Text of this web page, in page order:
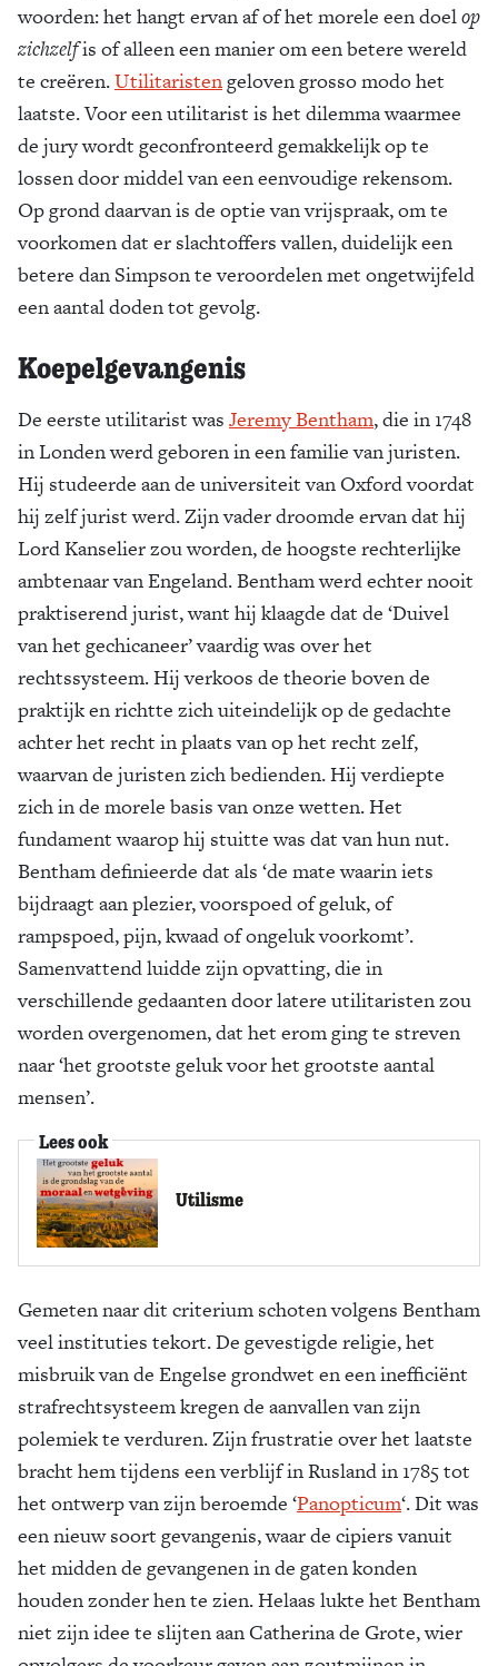
woorden: het hangt ervan af of het morele een doelop
zichzelfis of alleen een manier om een betere wereld
te creëren.Utilitaris­tengeloven grosso modo het
laatste. Voor een utilitarist is het dilemma waarmee
de jury wordt geconfronteerd gemakkelijk op te
lossen door middel van een eenvoudige rekensom.
Op grond daarvan is de optie van vrijspraak, om te
voorkomen dat er slachtoffers vallen, duidelijk een
betere dan Simpson te veroordelen met ongetwijfeld
een aantal doden tot gevolg.
Koepelgevangenis
De eerste utilitarist was Jeremy Bentham, die in 1748
in Londen werd geboren in een familie van juristen.
Hij studeerde aan de universiteit van Oxford voordat
hij zelf jurist werd. Zijn vader droomde ervan dat hij
Lord Kanselier zou worden, de hoogste rechterlijke
ambtenaar van Engeland. Bentham werd echter nooit
praktiserend jurist, want hij klaagde dat de ‘Duivel
van het gechicaneer’ vaardig was over het
rechtssysteem. Hij verkoos de theorie boven de
praktijk en richtte zich uiteindelijk op de gedachte
achter het recht in plaats van op het recht zelf,
waarvan de juristen zich bedienden. Hij verdiepte
zich in de morele basis van onze wetten. Het
fundament waarop hij stuitte was dat van hun nut.
Bentham definieerde dat als ‘de mate waarin iets
bijdraagt aan plezier, voorspoed of geluk, of
rampspoed, pijn, kwaad of ongeluk voorkomt’.
Samenvattend luidde zijn opvatting, die in
verschillende gedaanten door latere utilitaristen zou
worden overgenomen, dat het erom ging te streven
naar ‘het grootste geluk voor het grootste aantal
mensen’.
Lees ook
Utilisme
Gemeten naar dit criterium schoten volgens Bentham
veel instituties tekort. De gevestigde religie, het
misbruik van de Engelse grondwet en een inefficiënt
strafrechtsysteem kregen de aanvallen van zijn
polemiek te verduren. Zijn frustratie over het laatste
bracht hem tijdens een verblijf in Rusland in 1785 tot
het ontwerp van zijn beroemde ‘Panopticum‘. Dit was
een nieuw soort gevangenis, waar de cipiers vanuit
het midden de gevangenen in de gaten konden
houden zonder hen te zien. Helaas lukte het Bentham
niet zijn idee te slijten aan Catherina de Grote, wier